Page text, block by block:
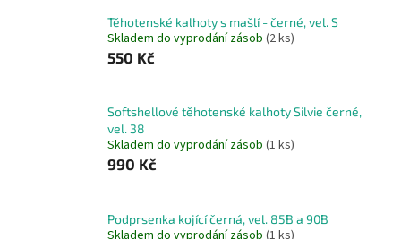
Těhotenské kalhoty s mašlí - černé, vel. S
Skladem do vyprodání zásob (2 ks)
550 Kč
Softshellové těhotenské kalhoty Silvie černé,
vel. 38
Skladem do vyprodání zásob (1 ks)
990 Kč
Podprsenka kojící černá, vel. 85B a 90B
Skladem do vyprodání zásob (1 ks)